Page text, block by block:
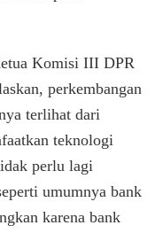
Komisi III DPR
perkembangan
terlihat dari
teknologi
perlu lagi
umumnya bank
karena bank